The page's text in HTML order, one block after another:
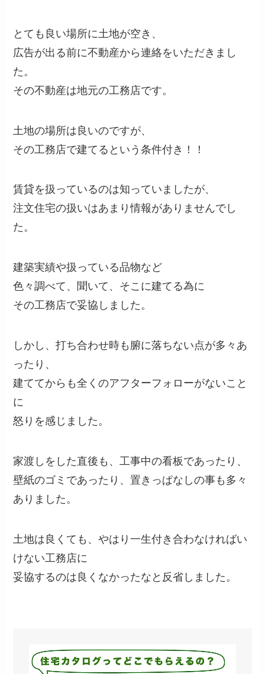
とても良い場所に土地が空き、
広告が出る前に不動産から連絡をいただきまし
た。
その不動産は地元の工務店です。
土地の場所は良いのですが、
その工務店で建てるという条件付き！！
賃貸を扱っているのは知っていましたが、
注文住宅の扱いはあまり情報がありませんでし
た。
建築実績や扱っている品物など
色々調べて、聞いて、そこに建てる為に
その工務店で妥協しました。
しかし、打ち合わせ時も腑に落ちない点が多々あ
ったり、
建ててからも全くのアフターフォローがないこと
に
怒りを感じました。
家渡しをした直後も、工事中の看板であったり、
壁紙のゴミであったり、置きっぱなしの事も多々
ありました。
土地は良くても、やはり一生付き合わなければい
けない工務店に
妥協するのは良くなかったなと反省しました。